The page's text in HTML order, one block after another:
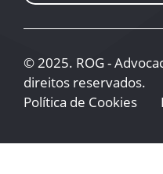
© 2025. ROG -
direitos reservados.
Política de Cookies